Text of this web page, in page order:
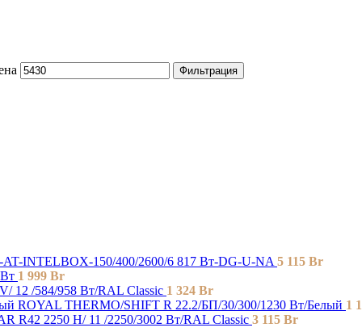
Фильтрация
AT-INTELBOX-150/400/2600/6 817 Вт-DG-U-NA 5 115 Br
1 999 Br
12 /584/958 Вт/RAL Classic 1 324 Br
ROYAL THERMO/SHIFT R 22.2/БП/30/300/1230 Вт/Белый 1
R42 2250 H/ 11 /2250/3002 Вт/RAL Classic 3 115 Br